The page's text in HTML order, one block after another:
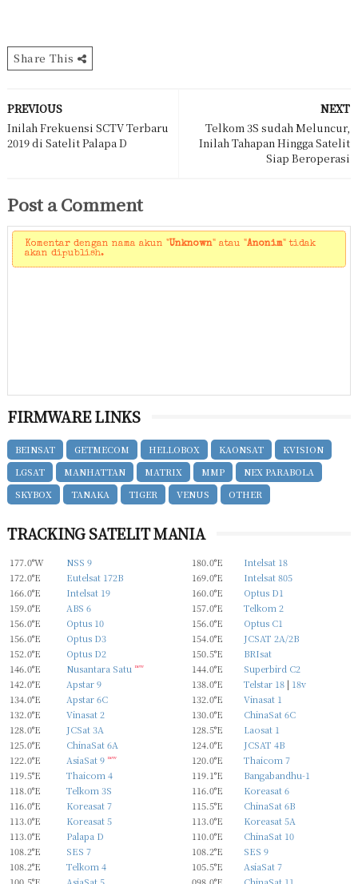
Share This
NEXT
Telkom 3S sudah Meluncur,
Inilah Tahapan Hingga Satelit
Siap Beroperasi
PREVIOUS
Inilah Frekuensi SCTV Terbaru
2019 di Satelit Palapa D
Post a Comment
Komentar dengan nama akun " Unknown" atau " Anonim" tidak
akan dipublish.
FIRMWARE LINKS
BEINSAT GETMECOM HELLOBOX KAONSAT
KVISION
LGSAT
MANHATTAN MATRIX MMP
NEX PARABOLA
SKYBOX
TANAKA TIGER VENUS OTHER
TRACKING SATELIT MANIA
177.0°W NSS 9 180.0°E
Intelsat 18
172.0°E
Eutelsat 172B 169.0°E
Intelsat 805
166.0°E
Intelsat 19 160.0°E
Optus D1
159.0°E
ABS 6 157.0°E
Telkom 2
156.0°E
Optus 10 156.0°E
Optus C1
156.0°E
Optus D3 154.0°E
JCSAT 2A/2B
152.0°E
Optus D2 150.5°E
BRIsat
146.0°E
Nusantara Satu new 144.0°E
Superbird C2
142.0°E
Apstar 9 138.0°E Telstar 18| 18v
134.0°E
Apstar 6C 132.0°E
Vinasat 1
132.0°E
Vinasat 2 130.0°E
ChinaSat 6C
128.0°E
JCSat 3A 128.5°E
Laosat 1
125.0°E
ChinaSat 6A 124.0°E
JCSAT 4B
122.0°E
AsiaSat 9 new 120.0°E
Thaicom 7
119.5°E
Thaicom 4 119.1°E
Bangabandhu-1
118.0°E
Telkom 3S 116.0°E
Koreasat 6
116.0°E
Koreasat 7 115.5°E
ChinaSat 6B
113.0°E
Koreasat 5 113.0°E
Koreasat 5A
113.0°E
Palapa D 110.0°E
ChinaSat 10
108.2°E
SES 7 108.2°E
SES 9
108.2°E
Telkom 4 105.5°E
AsiaSat 7